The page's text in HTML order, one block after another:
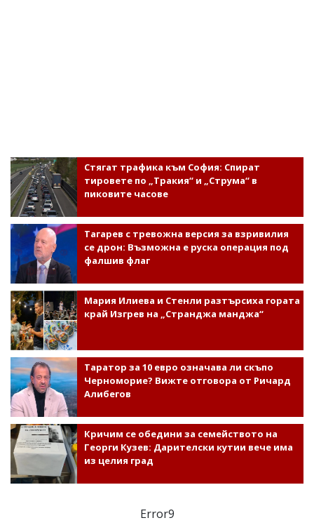
Стягат трафика към София: Спират
тировете по „Тракия“ и „Струма“ в
пиковите часове
Тагарев с тревожна версия за взривилия
се дрон: Възможна е руска операция под
фалшив флаг
Мария Илиева и Стенли разтърсиха гората
край Изгрев на „Странджа манджа“
Таратор за 10 евро означава ли скъпо
Черноморие? Вижте отговора от Ричард
Алибегов
Кричим се обедини за семейството на
Георги Кузев: Дарителски кутии вече има
из целия град
Error9